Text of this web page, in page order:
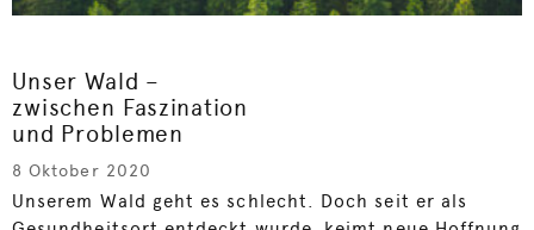
Unser Wald –
zwischen Faszination
und Problemen
8 Oktober 2020
Unserem Wald geht es schlecht. Doch seit er als